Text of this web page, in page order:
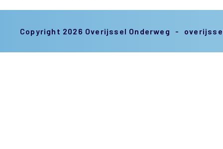
Copyright 2026 Overijssel Onderweg